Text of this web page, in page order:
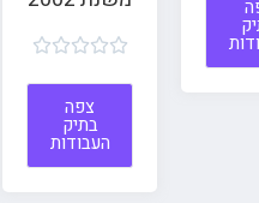





צפה
בתיק
העבודות